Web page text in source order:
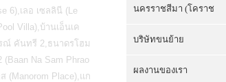
6),เลอ เซลลินี (Le
Villa),บ้านเอ็นเค
ณ์ คันทรี 2,ธนาดรโฮม
Na Sam Phrao
(Manorom Place),แก
นครราชสีมา (โคราช
บริษัทขนย้าย
ผลงานของเรา